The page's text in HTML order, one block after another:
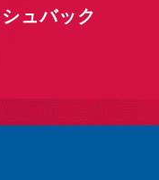
ュバック